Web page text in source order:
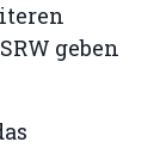
geben